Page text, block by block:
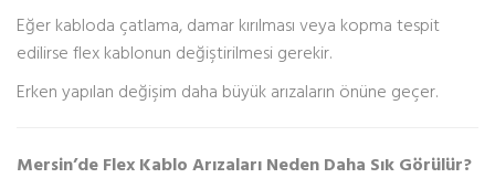
Eğer kabloda çatlama, damar kırılması veya kopma tespit
edilirse flex kablonun değiştirilmesi gerekir.
Erken yapılan değişim daha büyük arızaların önüne geçer.
Mersin’de Flex Kablo Arızaları Neden Daha Sık Görülür?